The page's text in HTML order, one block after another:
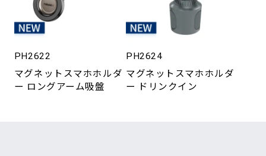
PH2622
マグネットスマホホルダ
ー ロングアーム吸盤
PH2624
マグネットスマホホルダ
ー ドリンクイン